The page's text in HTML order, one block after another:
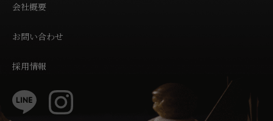
会社概要
お問い合わせ
採用情報